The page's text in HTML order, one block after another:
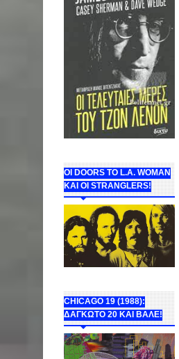
ΟΙ DOORS ΤΟ L.A. WOMAN
KAI OI STRANGLERS!
CHICAGO 19 (1988):
ΔΑΓΚΩΤΟ 20 ΚΑΙ ΒΑΛΕ!